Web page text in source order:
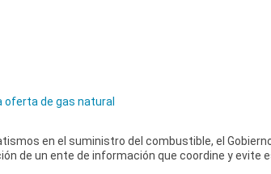
oferta de gas natural
en el suministro del combustible, el
de un ente de información que coordine y evite